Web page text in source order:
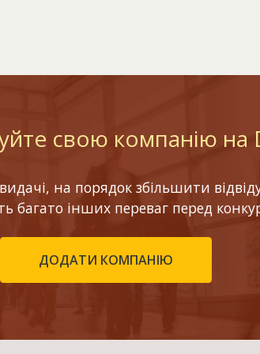
свою компанію на
на порядок збільшити
багато інших переваг перед
ДОДАТИ КОМПАНІЮ